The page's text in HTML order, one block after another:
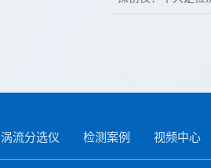
涡流分选仪 检测案例 视频中心